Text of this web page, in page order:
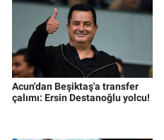
Acun'dan Beşiktaş'a transfer
çalımı: Ersin Destanoğlu yolcu!